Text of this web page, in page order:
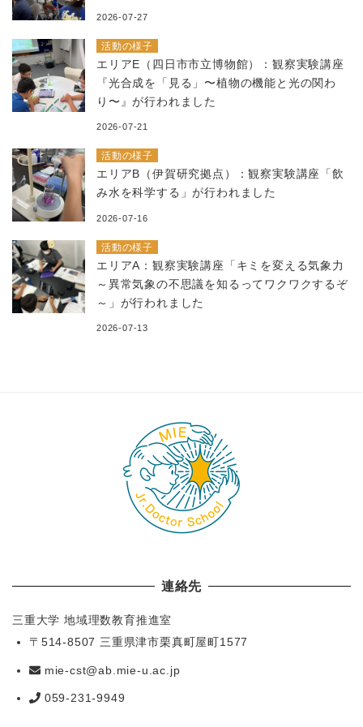
2026-07-27
活動の様子
エリアE（四日市市立博物館）：観察実験講座
『光合成を「見る」〜植物の機能と光の関わ
り〜』が行われました
2026-07-21
活動の様子
エリアB（伊賀研究拠点）：観察実験講座「飲
み水を科学する」が行われました
2026-07-16
活動の様子
エリアA：観察実験講座「キミを変える気象力
～異常気象の不思議を知るってワクワクするぞ
～」が行われました
2026-07-13
連絡先
三重大学 地域理数教育推進室
〒514-8507 三重県津市栗真町屋町1577
mie-cst@ab.mie-u.ac.jp
059-231-9949